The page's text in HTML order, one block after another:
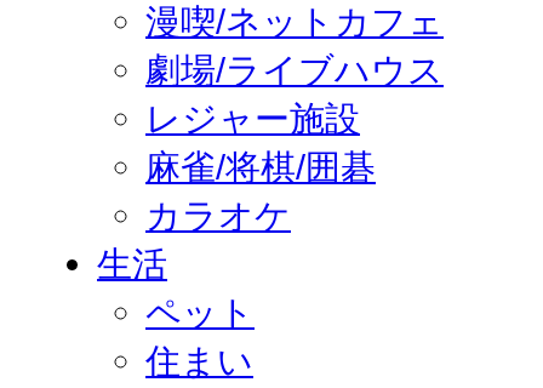
漫喫/ネットカフェ
劇場/ライブハウス
レジャー施設
麻雀/将棋/囲碁
カラオケ
生活
ペット
住まい